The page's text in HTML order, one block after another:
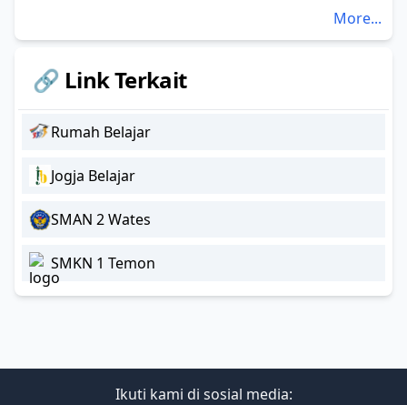
More...
🔗 Link Terkait
Rumah Belajar
Jogja Belajar
SMAN 2 Wates
SMKN 1 Temon
Ikuti kami di sosial media: